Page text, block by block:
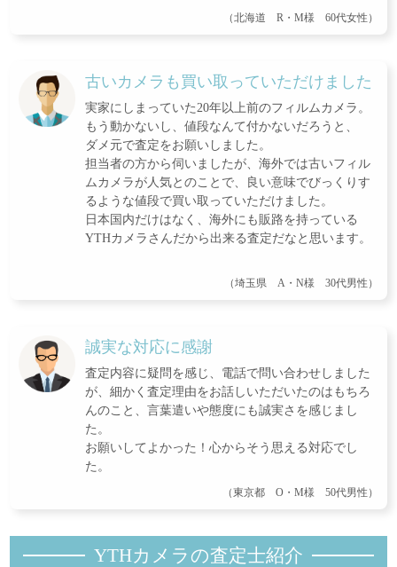
（北海道 R・M様 60代女性）
古いカメラも買い取っていただけました
実家にしまっていた20年以上前のフィルムカメラ。
もう動かないし、値段なんて付かないだろうと、
ダメ元で査定をお願いしました。
担当者の方から伺いましたが、海外では古いフィル
ムカメラが人気とのことで、良い意味でびっくりす
るような値段で買い取っていただけました。
日本国内だけはなく、海外にも販路を持っている
YTHカメラさんだから出来る査定だなと思います。
（埼玉県 A・N様 30代男性）
誠実な対応に感謝
査定内容に疑問を感じ、電話で問い合わせしました
が、細かく査定理由をお話しいただいたのはもちろ
んのこと、言葉遣いや態度にも誠実さを感じまし
た。
お願いしてよかった！心からそう思える対応でし
た。
（東京都 O・M様 50代男性）
YTHカメラの査定士紹介